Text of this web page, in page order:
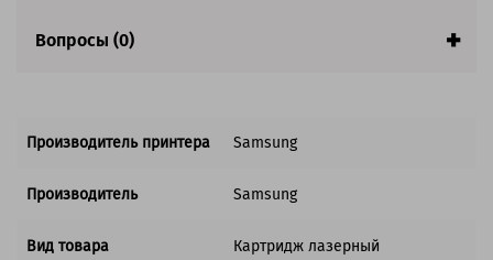
Вопросы (0)
Производитель принтера Samsung
Производитель Samsung
Вид товара Картридж лазерный